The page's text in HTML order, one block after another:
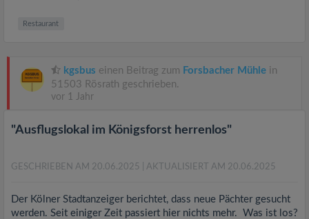
Restaurant
kgsbus einen Beitrag zum Forsbacher Mühle in
51503 Rösrath geschrieben.
vor 1 Jahr
"Ausflugslokal im Königsforst herrenlos"
GESCHRIEBEN AM 20.06.2025 | AKTUALISIERT AM 20.06.2025
Der Kölner Stadtanzeiger berichtet, dass neue Pächter gesucht
werden. Seit einiger Zeit passiert hier nichts mehr. Was ist los?